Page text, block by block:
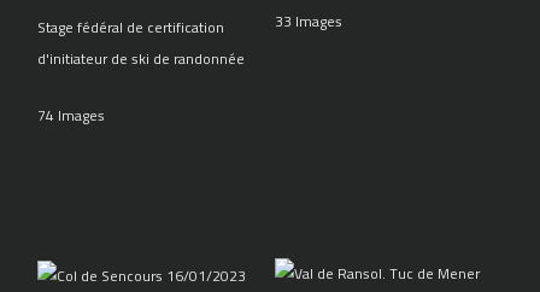
Stage fédéral de certification
d'initiateur de ski de randonnée
74 Images
33 Images